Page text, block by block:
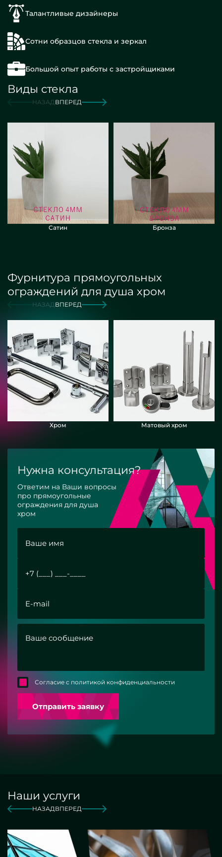
Талантливые дизайнеры
Сотни образцов стекла и зеркал
Большой опыт работы с застройщиками
Виды стекла
НАЗАДВПЕРЕД
Сатин Бронза
Фурнитура прямоугольных
ограждений для душа хром
НАЗАДВПЕРЕД
Хром Матовый хром
Нужна консультация?
Ответим на Ваши вопросы
про прямоугольные
ограждения для душа
хром
Согласие с политикой конфиденциальности
Отправить заявку
Наши услуги
НАЗАДВПЕРЕД